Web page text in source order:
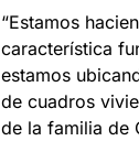
“Estamos
característica
estamos
de cuadros
de la familia de